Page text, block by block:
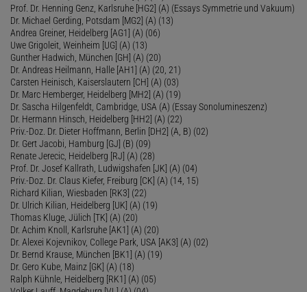
Prof. Dr. Henning Genz, Karlsruhe [HG2] (A) (Essays Symmetrie und Vakuum)
Dr. Michael Gerding, Potsdam [MG2] (A) (13)
Andrea Greiner, Heidelberg [AG1] (A) (06)
Uwe Grigoleit, Weinheim [UG] (A) (13)
Gunther Hadwich, München [GH] (A) (20)
Dr. Andreas Heilmann, Halle [AH1] (A) (20, 21)
Carsten Heinisch, Kaiserslautern [CH] (A) (03)
Dr. Marc Hemberger, Heidelberg [MH2] (A) (19)
Dr. Sascha Hilgenfeldt, Cambridge, USA (A) (Essay Sonolumineszenz)
Dr. Hermann Hinsch, Heidelberg [HH2] (A) (22)
Priv.-Doz. Dr. Dieter Hoffmann, Berlin [DH2] (A, B) (02)
Dr. Gert Jacobi, Hamburg [GJ] (B) (09)
Renate Jerecic, Heidelberg [RJ] (A) (28)
Prof. Dr. Josef Kallrath, Ludwigshafen [JK] (A) (04)
Priv.-Doz. Dr. Claus Kiefer, Freiburg [CK] (A) (14, 15)
Richard Kilian, Wiesbaden [RK3] (22)
Dr. Ulrich Kilian, Heidelberg [UK] (A) (19)
Thomas Kluge, Jülich [TK] (A) (20)
Dr. Achim Knoll, Karlsruhe [AK1] (A) (20)
Dr. Alexei Kojevnikov, College Park, USA [AK3] (A) (02)
Dr. Bernd Krause, München [BK1] (A) (19)
Dr. Gero Kube, Mainz [GK] (A) (18)
Ralph Kühnle, Heidelberg [RK1] (A) (05)